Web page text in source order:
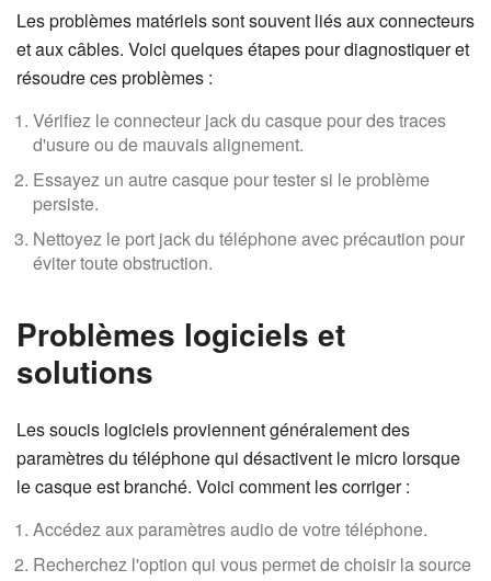
Les problèmes matériels sont souvent liés aux connecteurs
et aux câbles. Voici quelques étapes pour diagnostiquer et
résoudre ces problèmes :
Vérifiez le connecteur jack du casque pour des traces
d'usure ou de mauvais alignement.
Essayez un autre casque pour tester si le problème
persiste.
Nettoyez le port jack du téléphone avec précaution pour
éviter toute obstruction.
Problèmes logiciels et
solutions
Les soucis logiciels proviennent généralement des
paramètres du téléphone qui désactivent le micro lorsque
le casque est branché. Voici comment les corriger :
Accédez aux paramètres audio de votre téléphone.
Recherchez l'option qui vous permet de choisir la source